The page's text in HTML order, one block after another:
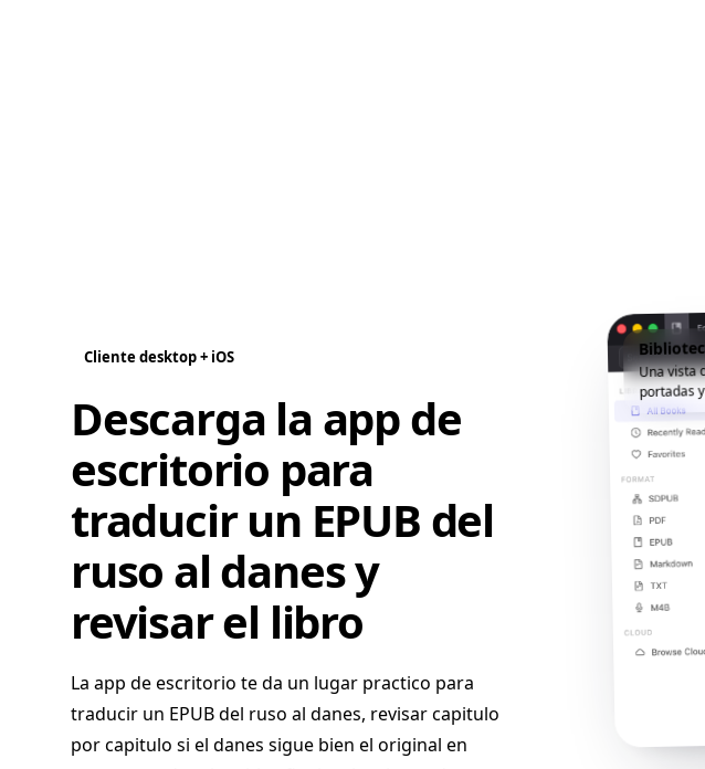
Cliente desktop + iOS
Descarga la app de
escritorio para
traducir un EPUB del
ruso al danes y
revisar el libro
La app de escritorio te da un lugar practico para
traducir un EPUB del ruso al danes, revisar capitulo
por capitulo si el danes sigue bien el original en
Una vista
portadas